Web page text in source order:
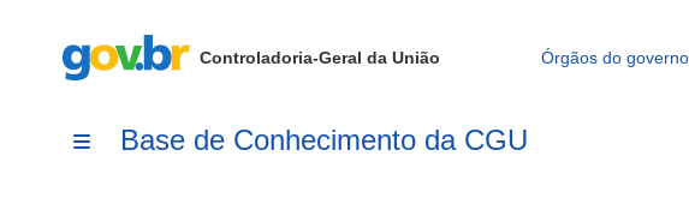
Controladoria-Geral da União Órgãos do governo
Base de Conhecimento da CGU